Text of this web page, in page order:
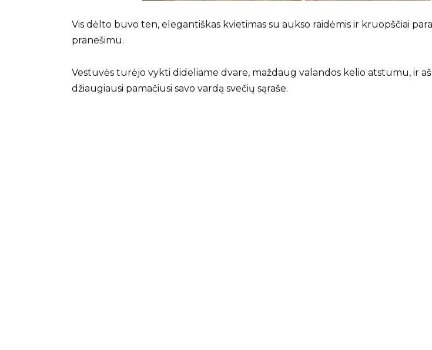
Vis dėlto buvo ten, elegantiškas kvietimas su aukso raidėmis ir kruopščiai
pranešimu.
Vestuvės turėjo vykti dideliame dvare, maždaug valandos kelio atstumu, ir
džiaugiausi pamačiusi savo vardą svečių sąraše.